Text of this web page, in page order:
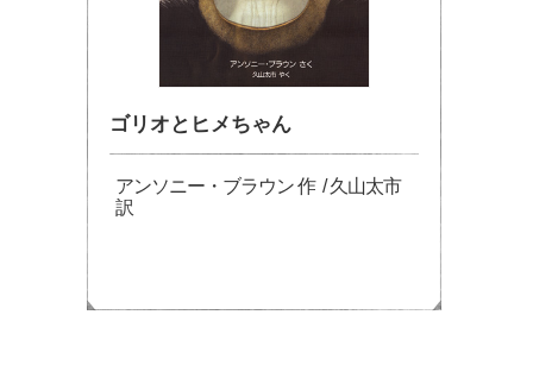
ゴリオとヒメちゃん
アンソニー・ブラウン 作 / 久山太市
訳